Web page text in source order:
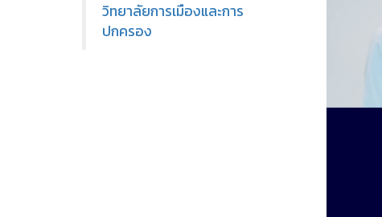
วิทยาลัยการเมืองและการ
ปกครอง